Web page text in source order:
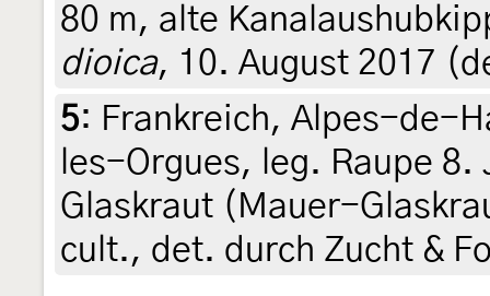
80 m, alte
dioica, 10. August 2017
5: Frankreich, Alpes-de-
les-Orgues, leg. Raupe
Glaskraut (Mauer-
cult., det. durch Zucht &